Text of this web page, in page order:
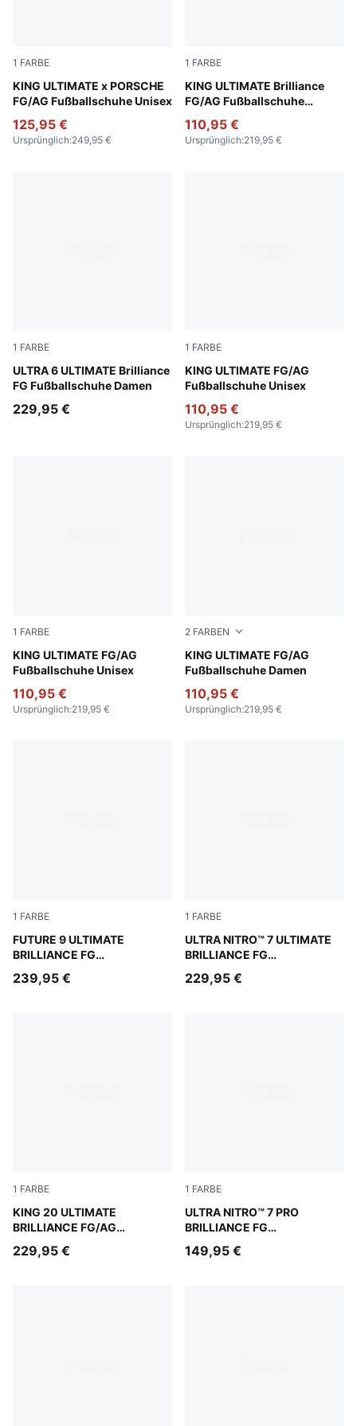
1 FARBE
KING ULTIMATE x PORSCHE
FG/AG Fußballschuhe Unisex
Olive Drab-PUMA Black-PUMA Gold
125,95 €
Ursprünglich:249,95 €
1 FARBE
KING ULTIMATE Brilliance
FG/AG Fußballschuhe
PUMA White-Clyde Royal-
110,95 €
Ursprünglich:219,95 €
1 FARBE
ULTRA 6 ULTIMATE Brilliance
FG Fußballschuhe Damen
PUMA White-Fizzy Apple-Bright Aqua-Pure Magenta
229,95 €
1 FARBE
KING ULTIMATE FG/AG
Fußballschuhe Unisex
PUMA Black-PUMA White-
110,95 €
Ursprünglich:219,95 €
1 FARBE
KING ULTIMATE FG/AG
Fußballschuhe Unisex
PUMA Silver-PUMA Black-Sun Struck-PUMA White
110,95 €
Ursprünglich:219,95 €
2 FARBEN
KING ULTIMATE FG/AG
Fußballschuhe Damen
PUMA White-PUMA Silver-
110,95 €
Ursprünglich:219,95 €
1 FARBE
FUTURE 9 ULTIMATE
BRILLIANCE FG
PUMA White-Ultra Orange-Pink Alert-Light Aqua
239,95 €
1 FARBE
ULTRA NITRO™ 7 ULTIMATE
BRILLIANCE FG
PUMA White-Ultra Orange-
229,95 €
1 FARBE
KING 20 ULTIMATE
BRILLIANCE FG/AG
PUMA White-Ultra Orange-Pink Alert-Light Aqua
229,95 €
1 FARBE
ULTRA NITRO™ 7 PRO
BRILLIANCE FG
PUMA White-Ultra Orange-
149,95 €